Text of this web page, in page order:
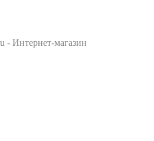
- Интернет-магазин